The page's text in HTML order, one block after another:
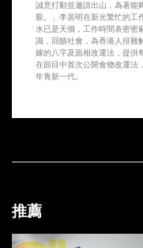
2014-10-06 第21集
2014-10-03 第20集
2014-10-02 第19集
2014-10-01 第18集
誠意打動並邀請出山，為著能
艱。」李居明在新光繁忙的工
水已是天價，工作時間表密密
識，回饋社會，為香港人排難
嫁的八字及面相改運法，提供
在節目中首次公開食物改運法
年青新一代。
推薦